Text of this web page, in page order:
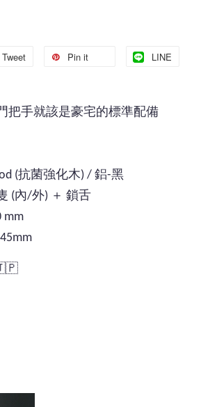
Tweet Pin it LINE
把手就該是豪宅的標準配備
(抗菌強化木) / 鋁-黑
(內/外) ＋ 鎖舌
mm